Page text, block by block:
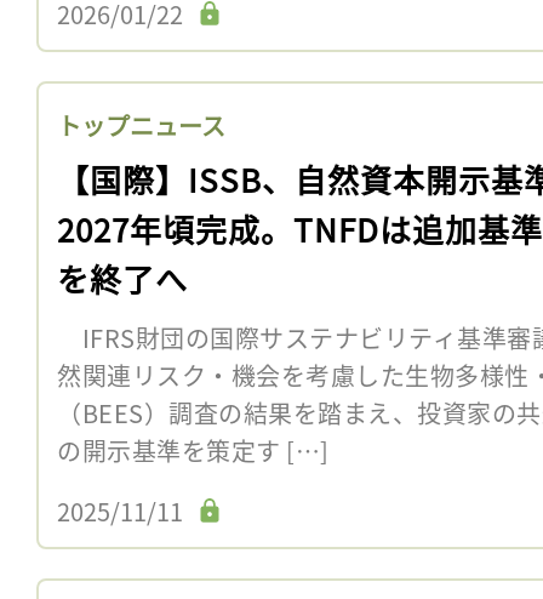
2026/01/22
トップニュース
【国際】ISSB、自然資本開示基
2027年頃完成。TNFDは追加基
を終了へ
IFRS財団の国際サステナビリティ基準
然関連リスク・機会を考慮した生物多様性
（BEES）調査の結果を踏まえ、投資家の
の開示基準を策定す […]
2025/11/11